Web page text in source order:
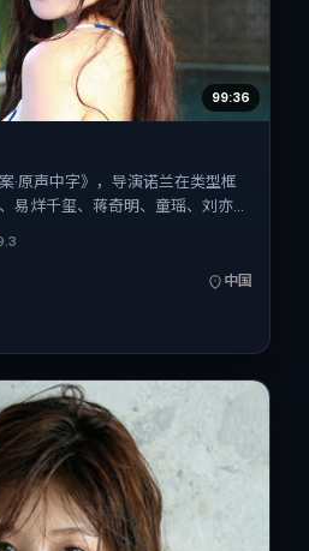
99:36
·原声中字》，导演诺兰在类型框
易烊千玺、蒋奇明、童瑶、刘亦菲
年3月25日（公映登记日
钟，节奏张弛有度。
中国